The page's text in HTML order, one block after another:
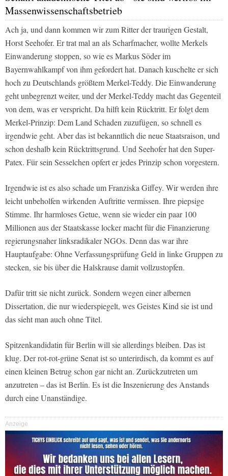
Massenwissenschaftsbetrieb
Ach ja, und dann kommen wir zum Ritter der traurigen Gestalt,
Horst Seehofer. Er trat mal an als Scharfmacher, wollte Merkels
Einwanderung stoppen, so wie es Markus Söder im
Bayernwahlkampf von ihm gefordert hat. Danach kuschelte er sich
hoch zu Deutschlands größtem Merkel-Teddy. Die Einwanderung
geht unbegrenzt weiter, und der Merkel-Teddy macht das Gegenteil
von dem, was er verspricht. Da hilft kein Rücktritt. Er folgt dem
Merkel-Prinzip: Dem Land Schaden zuzufügen, so schnell es
irgendwie geht. Aber das ist bekanntlich die neue Staatsraison, und
schon deshalb kein Rücktrittsgrund. Und Seehofer hat den Super-
Patex. Für sein Sesselchen opfert er jedes Prinzip schon vorgestern.
Irgendwie ist es also schade um Franziska Giffey. Wir werden ihre
leicht unbeholfen wirkenden Auftritte vermissen. Ihre piepsige
Stimme. Ihr harmloses Getue, wenn sie wieder ein paar 100
Millionen aus der Staatskasse locker macht für die Finanzierung
regierungsnaher linksradikaler NGOs. Denn das war ihre
Hauptaufgabe: Ohne Verfassungsprüfung Geld in linke Gruppen zu
stecken, sie bis über die Halskrause damit vollzustopfen.
Dafür tritt sie nicht zurück. Sondern wegen einer albernen
Dissertation, die nur wiederspiegelt, wes Geistes Kind sie ist und
das sieht man auch ohne Titel.
Spitzenkandidatin für Berlin will sie allerdings bleiben. Das ist
klug. Der rot-rot-grüne Senat ist so unterirdisch, da kommt es auf
einen kleinen Betrug schon gar nicht an. Zurückzutreten um
anzutreten – das ist Berlin. Es ist die Inszenierung des Anstands
durch eine Unanständige.
Anzeige